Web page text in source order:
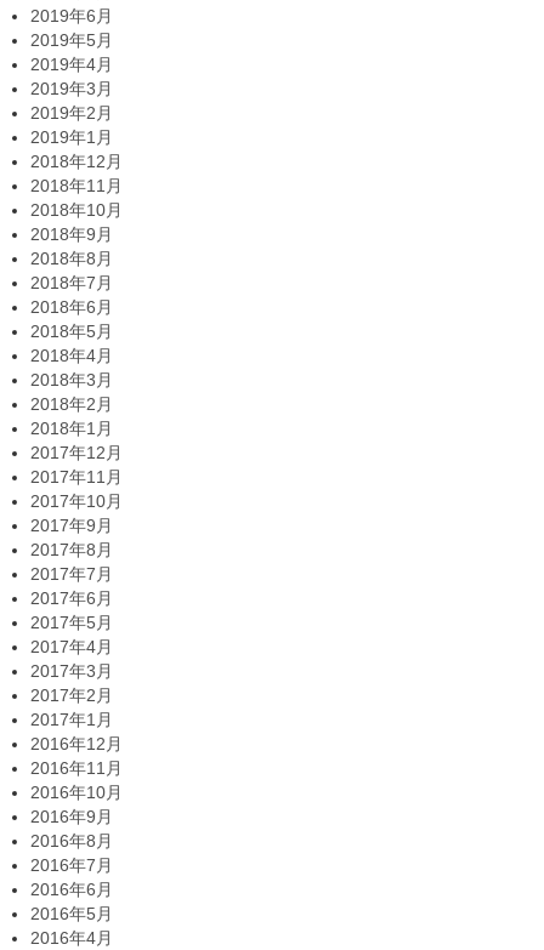
2019年6月
2019年5月
2019年4月
2019年3月
2019年2月
2019年1月
2018年12月
2018年11月
2018年10月
2018年9月
2018年8月
2018年7月
2018年6月
2018年5月
2018年4月
2018年3月
2018年2月
2018年1月
2017年12月
2017年11月
2017年10月
2017年9月
2017年8月
2017年7月
2017年6月
2017年5月
2017年4月
2017年3月
2017年2月
2017年1月
2016年12月
2016年11月
2016年10月
2016年9月
2016年8月
2016年7月
2016年6月
2016年5月
2016年4月